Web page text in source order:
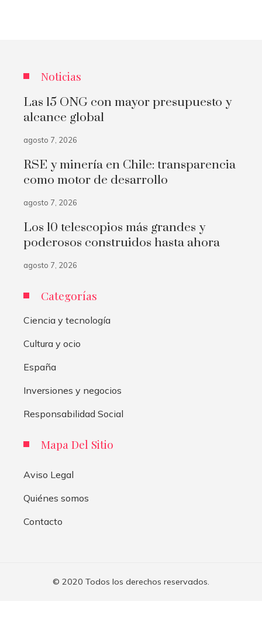
Noticias
Las 15 ONG con mayor presupuesto y
alcance global
agosto 7, 2026
RSE y minería en Chile: transparencia
como motor de desarrollo
agosto 7, 2026
Los 10 telescopios más grandes y
poderosos construidos hasta ahora
agosto 7, 2026
Categorías
Ciencia y tecnología
Cultura y ocio
España
Inversiones y negocios
Responsabilidad Social
Mapa Del Sitio
Aviso Legal
Quiénes somos
Contacto
© 2020 Todos los derechos reservados.